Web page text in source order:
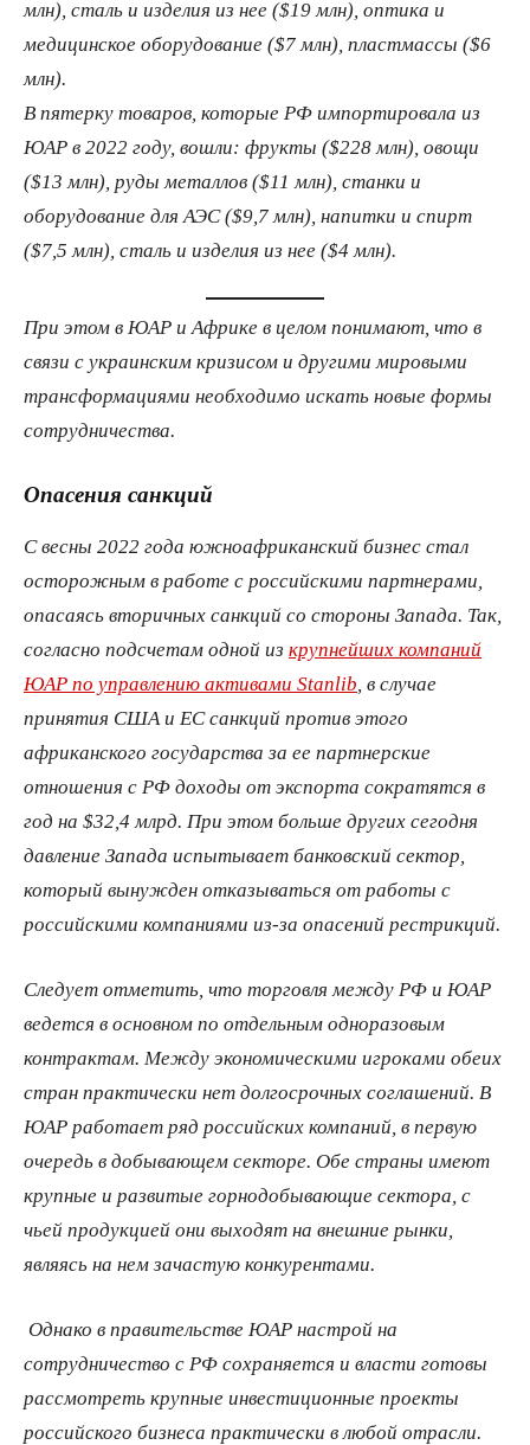
млн), сталь и изделия из нее ($19 млн), оптика и
медицинское оборудование ($7 млн), пластмассы ($6
млн).
В пятерку товаров, которые РФ импортировала из
ЮАР в 2022 году, вошли: фрукты ($228 млн), овощи
($13 млн), руды металлов ($11 млн), станки и
оборудование для АЭС ($9,7 млн), напитки и спирт
($7,5 млн), сталь и изделия из нее ($4 млн).
При этом в ЮАР и Африке в целом понимают, что в
связи с украинским кризисом и другими мировыми
трансформациями необходимо искать новые формы
сотрудничества.
Опасения санкций
С весны 2022 года южноафриканский бизнес стал
осторожным в работе с российскими партнерами,
опасаясь вторичных санкций со стороны Запада. Так,
согласно подсчетам одной из крупнейших компаний
ЮАР по управлению активами Stanlib , в случае
принятия США и ЕС санкций против этого
африканского государства за ее партнерские
отношения с РФ доходы от экспорта сократятся в
год на $32,4 млрд. При этом больше других сегодня
давление Запада испытывает банковский сектор,
который вынужден отказываться от работы с
российскими компаниями из-за опасений рестрикций.
Следует отметить, что торговля между РФ и ЮАР
ведется в основном по отдельным одноразовым
контрактам. Между экономическими игроками обеих
стран практически нет долгосрочных соглашений. В
ЮАР работает ряд российских компаний, в первую
очередь в добывающем секторе. Обе страны имеют
крупные и развитые горнодобывающие сектора, с
чьей продукцией они выходят на внешние рынки,
являясь на нем зачастую конкурентами.
Однако в правительстве ЮАР настрой на
сотрудничество с РФ сохраняется и власти готовы
рассмотреть крупные инвестиционные проекты
российского бизнеса практически в любой отрасли.